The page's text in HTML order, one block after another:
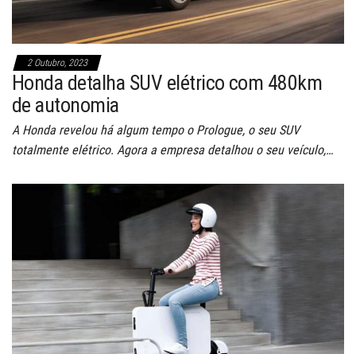
2 Outubro, 2023
Honda detalha SUV elétrico com 480km
de autonomia
A Honda revelou há algum tempo o Prologue, o seu SUV
totalmente elétrico. Agora a empresa detalhou o seu veículo,…